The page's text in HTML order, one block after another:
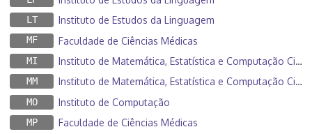
LT Instituto de Estudos da Linguagem
MF Faculdade de Ciências Médicas
MI Instituto de Matemática, Estatística e Computação Científica
MM Instituto de Matemática, Estatística e Computação Científica
MO Instituto de Computação
MP Faculdade de Ciências Médicas